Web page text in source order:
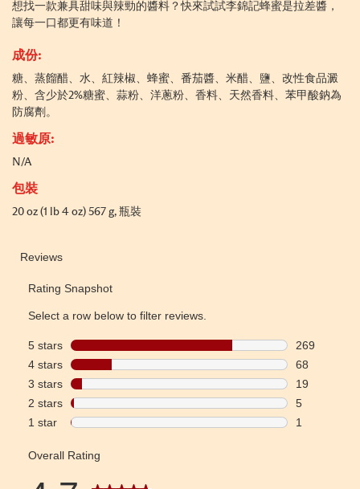
想找一款兼具甜味與辣勁的醬料？快來試試李錦記蜂蜜是拉差醬，
讓每一口都更有味道！
成份:
糖、蒸餾醋、水、紅辣椒、蜂蜜、番茄醬、米醋、鹽、改性食品澱
粉、含少於2%糖蜜、蒜粉、洋蔥粉、香料、天然香料、苯甲酸鈉為
防腐劑。
過敏原:
N/A
包裝
20 oz (1 lb 4 oz) 567 g, 瓶裝